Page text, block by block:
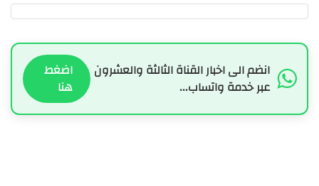
انضم الى اخبار القناة الثالثة والعشرون
عبر خدمة واتساب...
اضغط
هنا